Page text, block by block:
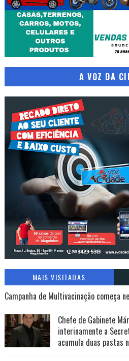
A VOZ DA
MAIS VISITADAS
Campanha de Multivacinação começa
Chefe de Gabinete
interinamente a
acumula duas pastas